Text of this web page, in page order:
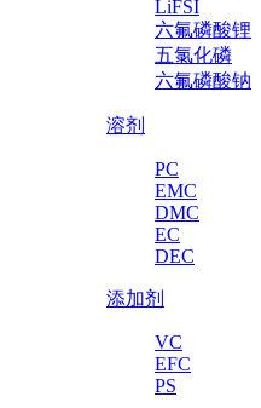
LiFSI
六氟磷酸锂
五氯化磷
六氟磷酸钠
溶剂
PC
EMC
DMC
EC
DEC
添加剂
VC
EFC
PS